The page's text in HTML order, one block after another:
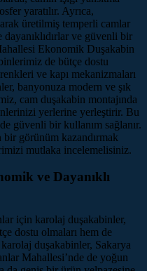
yaratılır. Ayrıca,
üretilmiş temperli camlar
dayanıklıdırlar ve güvenli bir
Ekonomik Duşakabin
de bütçe dostu
ve kapı mekanizmaları
banyonuza modern ve şık
cam duşakabin montajında
yerlerine yerleştirir. Bu
güvenli bir kullanım sağlanır.
görünüm kazandırmak
mutlaka incelemelisiniz.
ve Dayanıklı
için karolaj duşakabinler,
dostu olmaları hem de
karolaj duşakabinler, Sakarya
Mahallesi’nde de yoğun